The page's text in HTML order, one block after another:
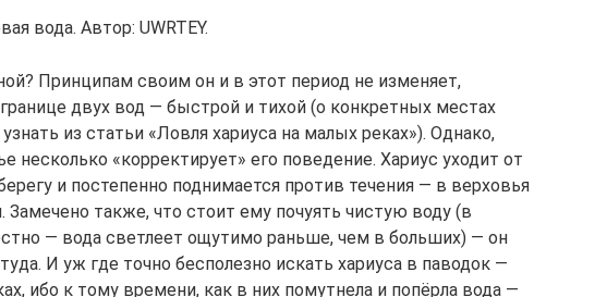
вода. Автор: UWRTEY.
Принципам своим он и в этот период не изменяет,
двух вод — быстрой и тихой (о конкретных местах
из статьи «Ловля хариуса на малых реках»). Однако,
несколько «корректирует» его поведение. Хариус уходит от
и постепенно поднимается против течения — в верховья
Замечено также, что стоит ему почуять чистую воду (в
— вода светлеет ощутимо раньше, чем в больших) — он
И уж где точно бесполезно искать хариуса в паводок —
ибо к тому времени, как в них помутнела и попёрла вода —